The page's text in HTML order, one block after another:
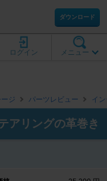
ダウンロード
メニュー
ログイン
ジ パーツレビュー イ
アリングの革巻き